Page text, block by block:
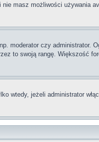
masz możliwości używania
moderator czy administrator.
to swoją rangę. Większość
wtedy, jeżeli administrator